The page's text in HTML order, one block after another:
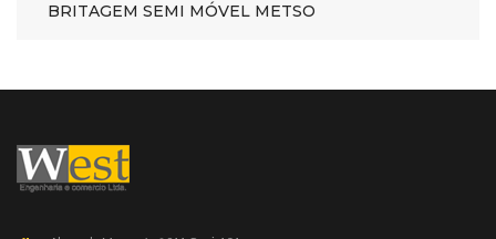
BRITAGEM SEMI MÓVEL METSO